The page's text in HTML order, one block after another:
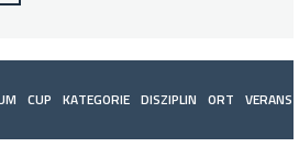
CUP KATEGORIE DISZIPLIN ORT